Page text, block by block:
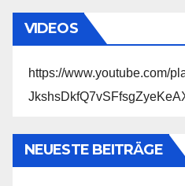
VIDEOS
https://www.youtube.com/
NEUESTE BEITRÄGE